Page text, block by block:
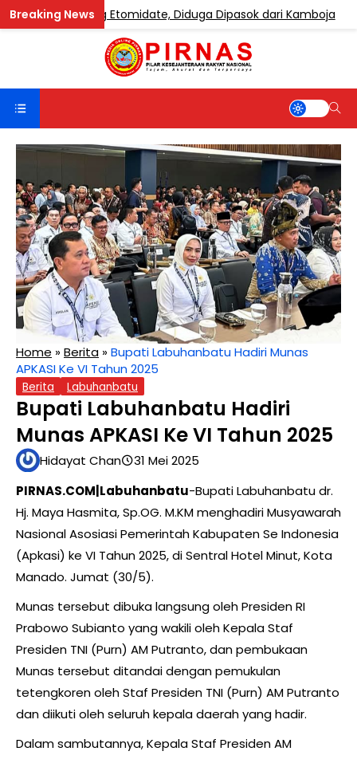
Etomidate, Diduga Dipasok dari Kamboja
Home »Berita »Bupati Labuhanbatu Hadiri Munas
APKASI Ke VI Tahun 2025
Berita Labuhanbatu
Bupati Labuhanbatu Hadiri
Munas APKASI Ke VI Tahun 2025
Hidayat Chan
31 Mei 2025
PIRNAS.COM|Labuhanbatu-Bupati Labuhanbatu dr.
Hj. Maya Hasmita, Sp.OG. M.KM menghadiri Musyawarah
Nasional Asosiasi Pemerintah Kabupaten Se Indonesia
(Apkasi) ke VI Tahun 2025, di Sentral Hotel Minut, Kota
Manado. Jumat (30/5).
Munas tersebut dibuka langsung oleh Presiden RI
Prabowo Subianto yang wakili oleh Kepala Staf
Presiden TNI (Purn) AM Putranto, dan pembukaan
Munas tersebut ditandai dengan pemukulan
tetengkoren oleh Staf Presiden TNI (Purn) AM Putranto
dan diikuti oleh seluruh kepala daerah yang hadir.
Dalam sambutannya, Kepala Staf Presiden AM